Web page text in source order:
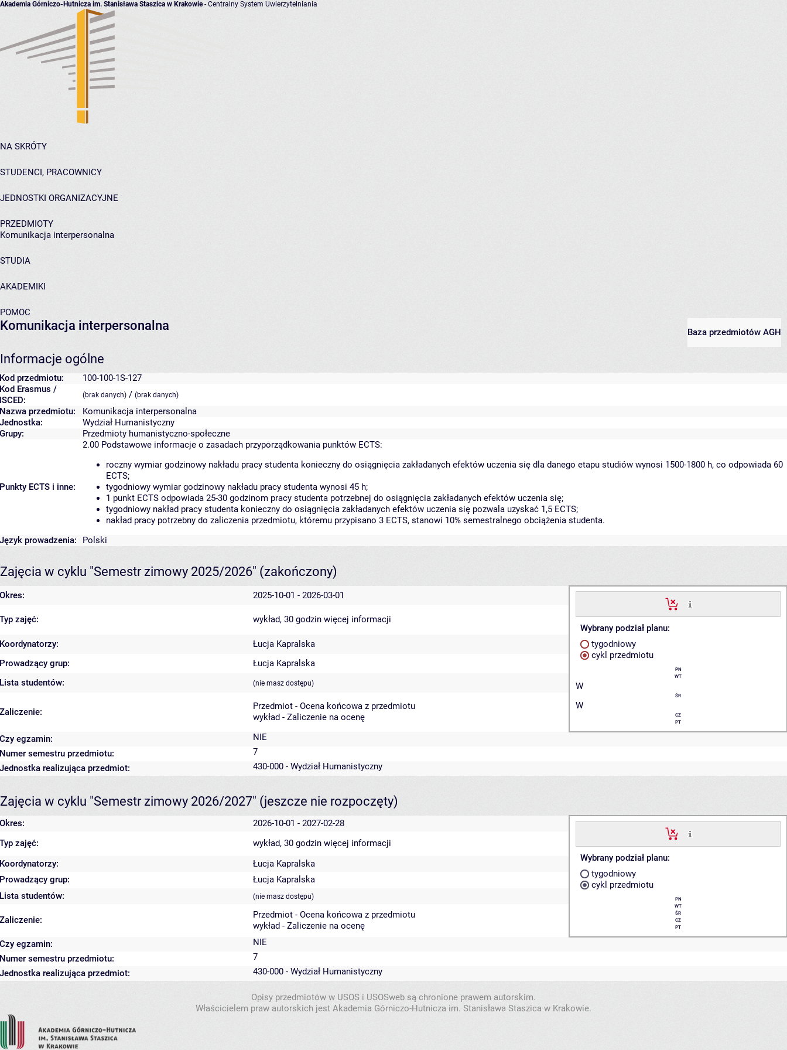
Akademia Górniczo-Hutnicza im. Stanisława Staszica w Krakowie- Centralny System Uwierzytelniania
NA SKRÓTY
STUDENCI, PRACOWNICY
JEDNOSTKI ORGANIZACYJNE
PRZEDMIOTY
Komunikacja interpersonalna
STUDIA
AKADEMIKI
POMOC
Baza przedmiotów AGH
Komunikacja interpersonalna
Informacje ogólne
Kod przedmiotu:
100-100-1S-127
Kod Erasmus /
ISCED:
(brak danych) / (brak danych)
Nazwa przedmiotu:
Komunikacja interpersonalna
Jednostka:
Wydział Humanistyczny
Grupy:
Przedmioty humanistyczno-społeczne
Punkty ECTS i inne:
2.00 Podstawowe informacje o zasadach przyporządkowania punktów ECTS:
roczny wymiar godzinowy nakładu pracy studenta konieczny do osiągnięcia zakładanych efektów uczenia się dla danego etapu studiów wynosi 1500-1800 h, co odpowiada 60
ECTS;
tygodniowy wymiar godzinowy nakładu pracy studenta wynosi 45 h;
1 punkt ECTS odpowiada 25-30 godzinom pracy studenta potrzebnej do osiągnięcia zakładanych efektów uczenia się;
tygodniowy nakład pracy studenta konieczny do osiągnięcia zakładanych efektów uczenia się pozwala uzyskać 1,5 ECTS;
nakład pracy potrzebny do zaliczenia przedmiotu, któremu przypisano 3 ECTS, stanowi 10% semestralnego obciążenia studenta.
Język prowadzenia:
Polski
Zajęcia w cyklu "Semestr zimowy 2025/2026" (zakończony)
Okres: 2025-10-01 - 2026-03-01
Wybrany podział planu:
tygodniowy
cykl przedmiotu
PN
WT
W
ŚR
W
CZ
PT
Typ zajęć: wykład, 30 godzin więcej informacji
Koordynatorzy:
Łucja Kapralska
Prowadzący grup:
Łucja Kapralska
Lista studentów:
(nie masz dostępu)
Zaliczenie:
Przedmiot - Ocena końcowa z przedmiotu
wykład - Zaliczenie na ocenę
Czy egzamin:
NIE
Numer semestru przedmiotu:
7
Jednostka realizująca przedmiot:
430-000 - Wydział Humanistyczny
Zajęcia w cyklu "Semestr zimowy 2026/2027" (jeszcze nie rozpoczęty)
Okres: 2026-10-01 - 2027-02-28
Wybrany podział planu:
tygodniowy
cykl przedmiotu
PN
WT
ŚR
CZ
PT
Typ zajęć: wykład, 30 godzin więcej informacji
Koordynatorzy:
Łucja Kapralska
Prowadzący grup:
Łucja Kapralska
Lista studentów:
(nie masz dostępu)
Zaliczenie:
Przedmiot - Ocena końcowa z przedmiotu
wykład - Zaliczenie na ocenę
Czy egzamin:
NIE
Numer semestru przedmiotu:
7
Jednostka realizująca przedmiot:
430-000 - Wydział Humanistyczny
Opisy przedmiotów w USOS i USOSweb są chronione prawem autorskim.
Właścicielem praw autorskich jest Akademia Górniczo-Hutnicza im. Stanisława Staszica w Krakowie.